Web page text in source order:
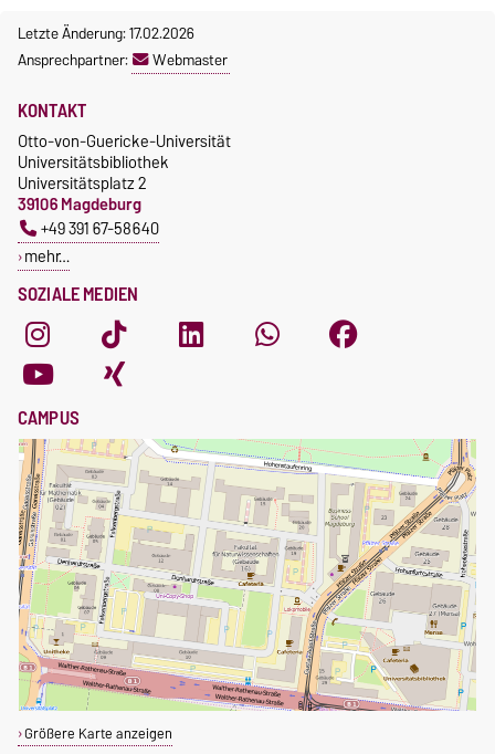
Letzte Änderung: 17.02.2026
Ansprechpartner:
Webmaster
SOZIALE MEDIEN
KONTAKT
Otto-von-Guericke-Universität
Universitätsbibliothek
Universitätsplatz 2
39106 Magdeburg
+49 391 67-58640
mehr…
CAMPUS
Größere Karte anzeigen